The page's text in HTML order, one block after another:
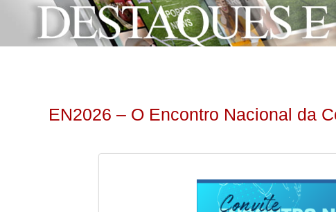
EN2026 – O Encontro Nacional da